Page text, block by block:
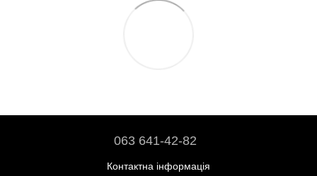
063 641-42-82
Контактна інформація